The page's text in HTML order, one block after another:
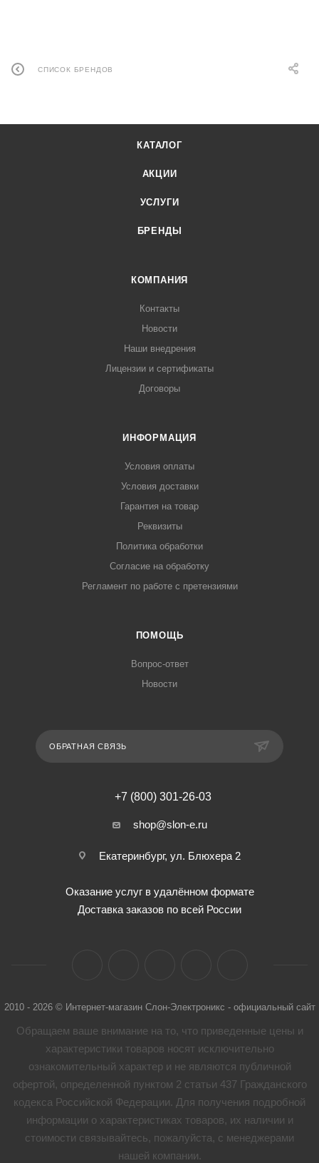
СПИСОК БРЕНДОВ
КАТАЛОГ
АКЦИИ
УСЛУГИ
БРЕНДЫ
КОМПАНИЯ
Контакты
Новости
Наши внедрения
Лицензии и сертификаты
Договоры
ИНФОРМАЦИЯ
Условия оплаты
Условия доставки
Гарантия на товар
Реквизиты
Политика обработки
Согласие на обработку
Регламент по работе с претензиями
ПОМОЩЬ
Вопрос-ответ
Новости
ОБРАТНАЯ СВЯЗЬ
+7 (800) 301-26-03
shop@slon-e.ru
Екатеринбург, ул. Блюхера 2
Оказание услуг в удалённом формате
Доставка заказов по всей России
2010 - 2026 © Интернет-магазин Слон-Электроникс - официальный сайт
Обращаем ваше внимание на то, что приведенные цены и
характеристики товaров носят исключительно
ознакомительный характер и не являются публичной
офертой, определенной пунктом 2 статьи 437 Гражданского
кодекса Российской Федерации. Для получения подробной
информации о характеристиках товaров, их наличии и
стоимости связывайтесь, пожалуйста, с менеджерами
нашей компании.